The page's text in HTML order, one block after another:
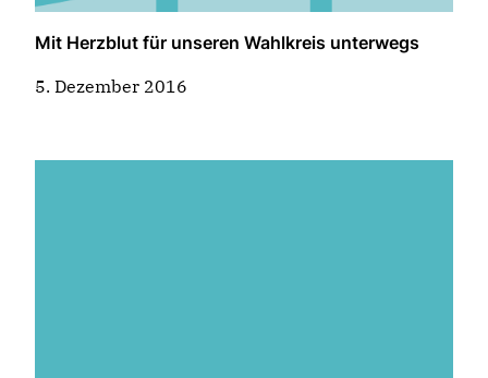
Mit Herzblut für unseren Wahlkreis unterwegs
5. Dezember 2016